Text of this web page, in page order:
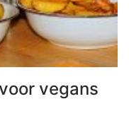
vegans